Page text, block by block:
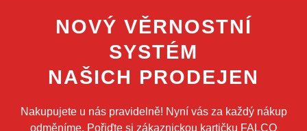
NOVÝ VĚRNOSTNÍ
SYSTÉM
NAŠICH PRODEJEN
Nakupujete u nás pravidelně! Nyní vás za každý nákup
odměníme. Pořiďte si zákaznickou kartičku FALCO